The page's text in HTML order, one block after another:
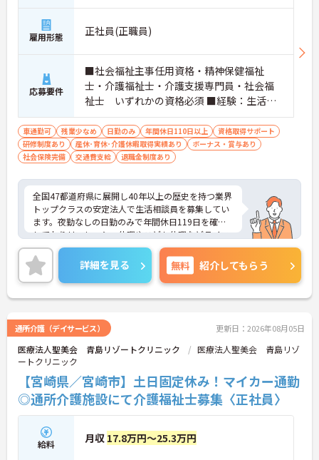
・髪色やネイルなどが自由でご自身の個性を大切に
できる社風
雇用形態 正社員(正職員)
応募要件
■社会福祉主事任用資格・精神保健福祉
士・介護福祉士・介護支援専門員・社会福
祉士 いずれかの資格必須 ■経験：生活相
談員業務の実務経験3年以上 必須
車通勤可 残業少なめ 日勤のみ 年間休日110日以上
資格取得サポート
研修制度あり
産休･育休･介護休暇取得実績あり
ボーナス・賞与あり
社会保険完備
交通費支給 退職金制度あり
全国47都道府県に展開し40年以上の歴史を持つ業界
トップクラスの安定法人で生活相談員を募集してい
ます。夜勤なしの日勤のみで年間休日119日を確保
しておりリフレッシュ休暇やこども休暇などライフ
ステージに合わせた働き方が可能です。処遇改善手
当の全額還元や実績最大105万円の賞与に加え配偶
者1万円などの手厚い扶養手当をご用意しています。
独自の福利厚生制度によるお祝い金や宿泊費補助な
どスタッフの生活を支える制度も充実しています。
らのびのびと働ける風通しの良い職場です。階層別
研修や資格取得支援制度が整っているため有資格者
の方がこれまでのご経験を活かしながら将来の管理
職やスペシャリストへと着実にキャリアアップを目
指せるやりがいのある環境です。
★おすすめPOINT★
【ワークライフバランスの充実】
・夜勤なしの日勤のみで年間休日119日を確保 ・リ
フレッシュ休暇やこども休暇など特別休暇が充実
・産休育休や産後パパ育休制度など子育て支援体制
詳細を見る 無料 紹介してもらう
通所介護（デイサービス） 更新日：2026年08月05日
医療法人聖美会 青島リゾートクリニック
医療法人聖美会 青島リゾ
ートクリニック
【宮崎県／宮崎市】土日固定休み！マイカー通勤
◎通所介護施設にて介護福祉士募集〈正社員〉
給料 月収 17.8万円～25.3万円